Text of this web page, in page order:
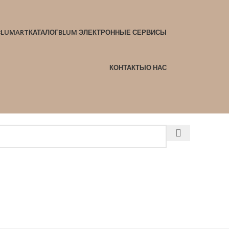
КАТАЛОГBLUM ЭЛЕКТРОННЫЕ СЕРВИСЫ
КОНТАКТЫО НАС